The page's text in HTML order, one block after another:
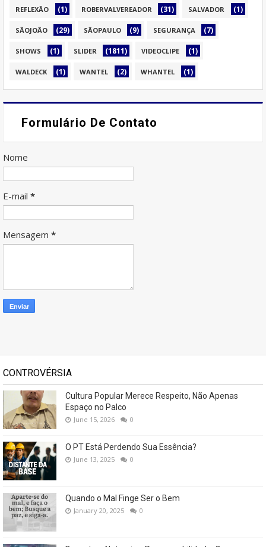
REFLEXÃO (1) ROBERVALVEREADOR (31) SALVADOR (1)
SÃOJOÃO (29) SÃOPAULO (9) SEGURANÇA (7)
SHOWS (1) SLIDER (1811) VIDEOCLIPE (1)
WALDECK (1) WANTEL (2) WHANTEL (1)
Formulário De Contato
Nome
E-mail *
Mensagem *
CONTROVÉRSIA
Cultura Popular Merece Respeito, Não Apenas
Espaço no Palco
June 15, 2026 0
O PT Está Perdendo Sua Essência?
June 13, 2025 0
Quando o Mal Finge Ser o Bem
January 20, 2025 0